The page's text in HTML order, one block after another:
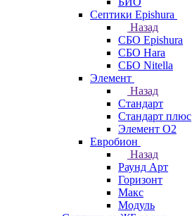
Септики Epishura
Назад
СБО Epishura
СБО Hara
СБО Nitella
Элемент
Назад
Стандарт
Стандарт плюс
Элемент О2
Евробион
Назад
Раунд Арт
Горизонт
Макс
Модуль